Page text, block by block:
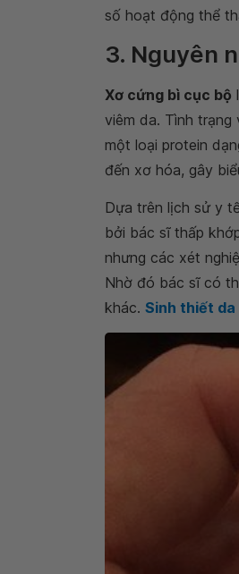
số hoạt động thể
3. Nguyên
Xơ cứng bì cục bộ
viêm da. Tình trạng
một loại protein
đến xơ hóa, gây
Dựa trên lịch sử y
bởi bác sĩ thấp
nhưng các xét
Nhờ đó bác sĩ có
khác. Sinh thiết da